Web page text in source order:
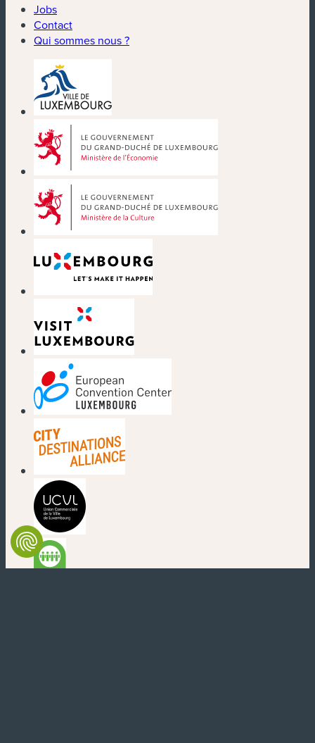
Jobs
Contact
Qui sommes nous ?